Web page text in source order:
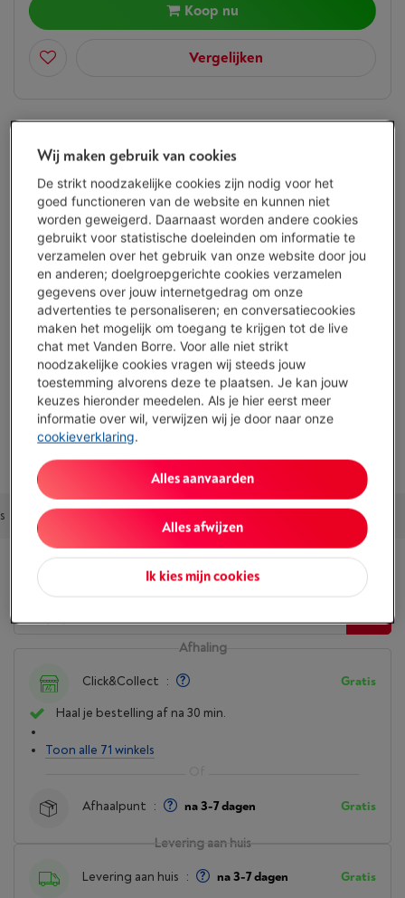
Koop nu
Vergelijken
connectiviteit´´
Compact design
Krachtig geluid
Stream je muziek via wifi en bluetooth
Geen oplaadbare batterij
Toon alle specificaties
Bestaat ook in andere kleuren
Accessoires Ons advies
Beschikbaarheid
Levering aan huis
Levering aan huis : na 3-7 dagen Gratis
Afhaling
Click&Collect : Gratis
Haal je bestelling af na 30 min.
Toon alle 71 winkels
Afhaalpunt : na 3-7 dagen Gratis
Wij maken gebruik van cookies
De strikt noodzakelijke cookies zijn nodig voor het
goed functioneren van de website en kunnen niet
worden geweigerd. Daarnaast worden andere cookies
gebruikt voor statistische doeleinden om informatie te
verzamelen over het gebruik van onze website door jou
en anderen; doelgroepgerichte cookies verzamelen
gegevens over jouw internetgedrag om onze
advertenties te personaliseren; en conversatiecookies
maken het mogelijk om toegang te krijgen tot de live
chat met Vanden Borre. Voor alle niet strikt
noodzakelijke cookies vragen wij steeds jouw
toestemming alvorens deze te plaatsen. Je kan jouw
keuzes hieronder meedelen. Als je hier eerst meer
informatie over wil, verwijzen wij je door naar onze
cookieverklaring.
Ik kies mijn cookies
Alles afwijzen
Alles aanvaarden